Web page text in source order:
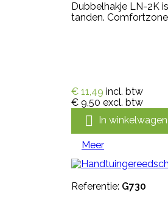
Dubbelhakje LN-2K
tanden.
€ 11,49 incl. btw
€ 9,50 excl. btw
 In winkelwagen
Meer
Referentie: G730